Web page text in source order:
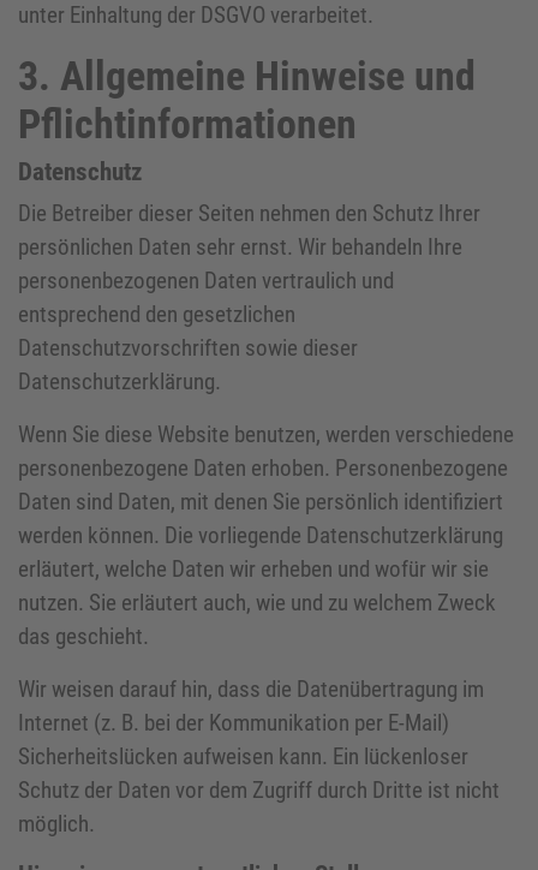
unter Einhaltung der DSGVO verarbeitet.
3. Allgemeine Hinweise und
Pflicht­informationen
Datenschutz
Die Betreiber dieser Seiten nehmen den Schutz Ihrer
persönlichen Daten sehr ernst. Wir behandeln Ihre
personenbezogenen Daten vertraulich und
entsprechend den gesetzlichen
Datenschutzvorschriften sowie dieser
Datenschutzerklärung.
Wenn Sie diese Website benutzen, werden verschiedene
personenbezogene Daten erhoben. Personenbezogene
Daten sind Daten, mit denen Sie persönlich identifiziert
werden können. Die vorliegende Datenschutzerklärung
erläutert, welche Daten wir erheben und wofür wir sie
nutzen. Sie erläutert auch, wie und zu welchem Zweck
das geschieht.
Wir weisen darauf hin, dass die Datenübertragung im
Internet (z. B. bei der Kommunikation per E-Mail)
Sicherheitslücken aufweisen kann. Ein lückenloser
Schutz der Daten vor dem Zugriff durch Dritte ist nicht
möglich.